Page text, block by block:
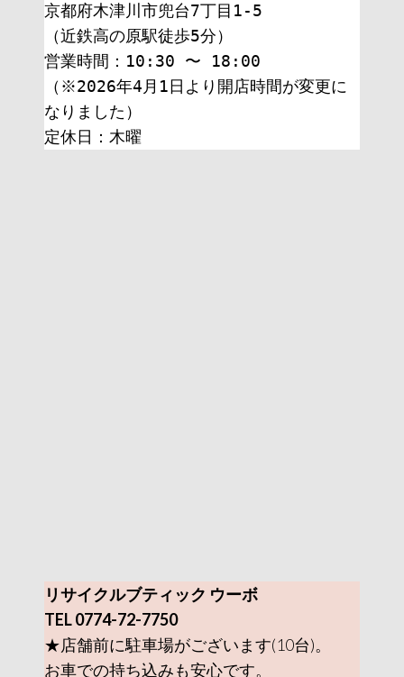
京都府木津川市兜台7丁目1-5
（近鉄高の原駅徒歩5分）
営業時間：10:30 〜 18:00
（※2026年4月1日より開店時間が変更に
なりました）
定休日：木曜
リサイクルブティック ウーボ
TEL 0774-72-7750
★店舗前に駐車場がございます(10台)。
お車での持ち込みも安心です。